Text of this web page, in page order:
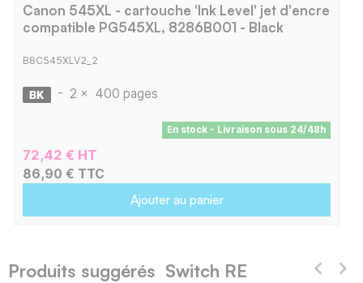
Canon 545XL - cartouche 'Ink Level' jet d'encre
compatible PG545XL, 8286B001 - Black
B8C545XLV2_2
- 2 x 400 pages
En stock - Livraison sous 24/48h
72,42 € HT
86,90 € TTC
Ajouter au panier
Produits suggérés Switch RE